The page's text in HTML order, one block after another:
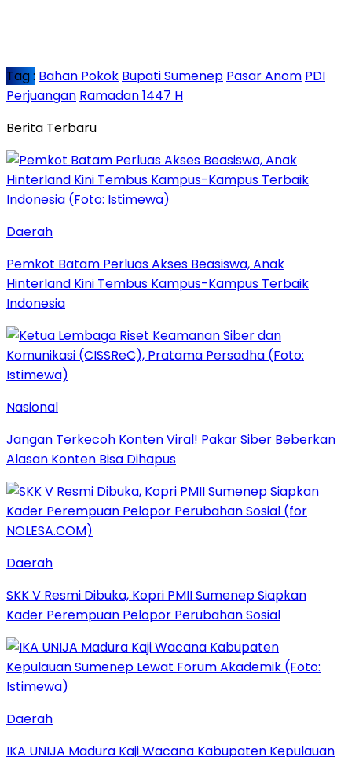
Tag : Bahan Pokok Bupati Sumenep Pasar Anom PDI
Perjuangan Ramadan 1447 H
Berita Terbaru
Daerah
Pemkot Batam Perluas Akses Beasiswa, Anak
Hinterland Kini Tembus Kampus-Kampus Terbaik
Indonesia
Nasional
Jangan Terkecoh Konten Viral! Pakar Siber Beberkan
Alasan Konten Bisa Dihapus
Daerah
SKK V Resmi Dibuka, Kopri PMII Sumenep Siapkan
Kader Perempuan Pelopor Perubahan Sosial
Daerah
IKA UNIJA Madura Kaji Wacana Kabupaten Kepulauan